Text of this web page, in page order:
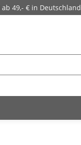
49,- € in Deutschland